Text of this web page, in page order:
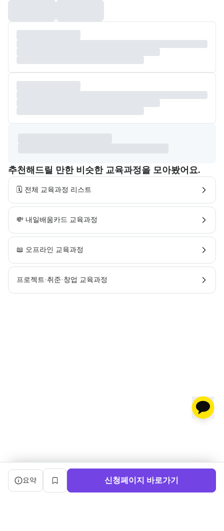
추천해드릴 만한 비슷한 교육과정을 모아봤어요.
🗓️ 전체 교육과정 리스트
💸 내일배움카드 교육과정
📖 오프라인 교육과정
프로젝트·취준·창업 교육과정
캠프 요약 정보와 상세 도우미, 북마크, 신청 버튼을 제공한다.
요약
북마크 신청페이지 바로가기